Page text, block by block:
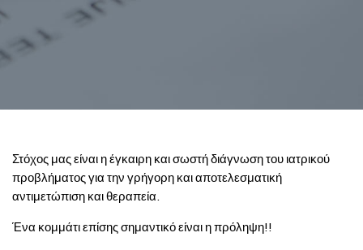
Στόχος μας είναι η έγκαιρη και σωστή διάγνωση του ιατρικού
προβλήματος για την γρήγορη και αποτελεσματική
αντιμετώπιση και θεραπεία.
Ένα κομμάτι επίσης σημαντικό είναι η πρόληψη!!